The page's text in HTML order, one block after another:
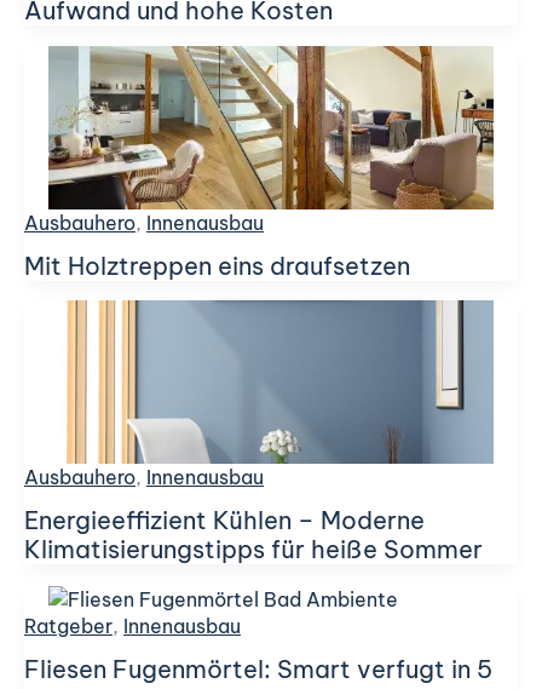
Aufwand und hohe Kosten
Ausbauhero, Innenausbau
Mit Holztreppen eins draufsetzen
Ausbauhero, Innenausbau
Energieeffizient Kühlen – Moderne
Klimatisierungstipps für heiße Sommer
Ratgeber, Innenausbau
Fliesen Fugenmörtel: Smart verfugt in 5